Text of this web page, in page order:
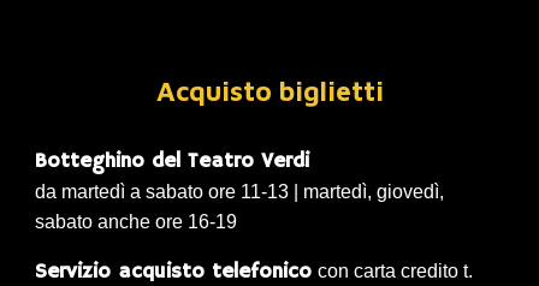
Acquisto biglietti
Botteghino del Teatro Verdi
da martedì a sabato ore 11-13 | martedì, giovedì,
sabato anche ore 16-19
Servizio acquisto telefonico con carta credito t.